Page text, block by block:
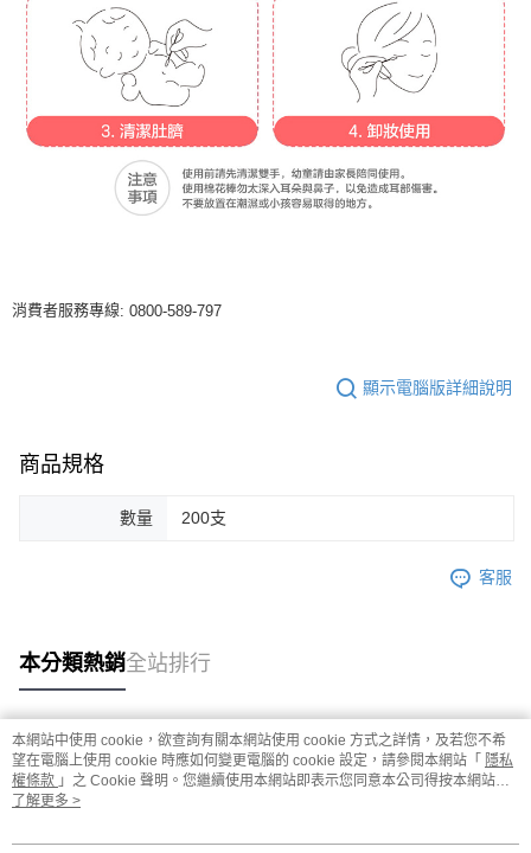
消費者服務專線: 0800-589-797
顯示電腦版詳細說明
商品規格
數量 200支
客服
本分類熱銷全站排行
熱門標籤
本網站中使用 cookie，欲查詢有關本網站使用 cookie 方式之詳情，及若您不希
望在電腦上使用 cookie 時應如何變更電腦的 cookie 設定，請參閱本網站「 隱私
權條款 」之 Cookie 聲明。您繼續使用本網站即表示您同意本公司得按本網站使
用條款之 Cookie 聲明使用 cookie。
了解更多 >